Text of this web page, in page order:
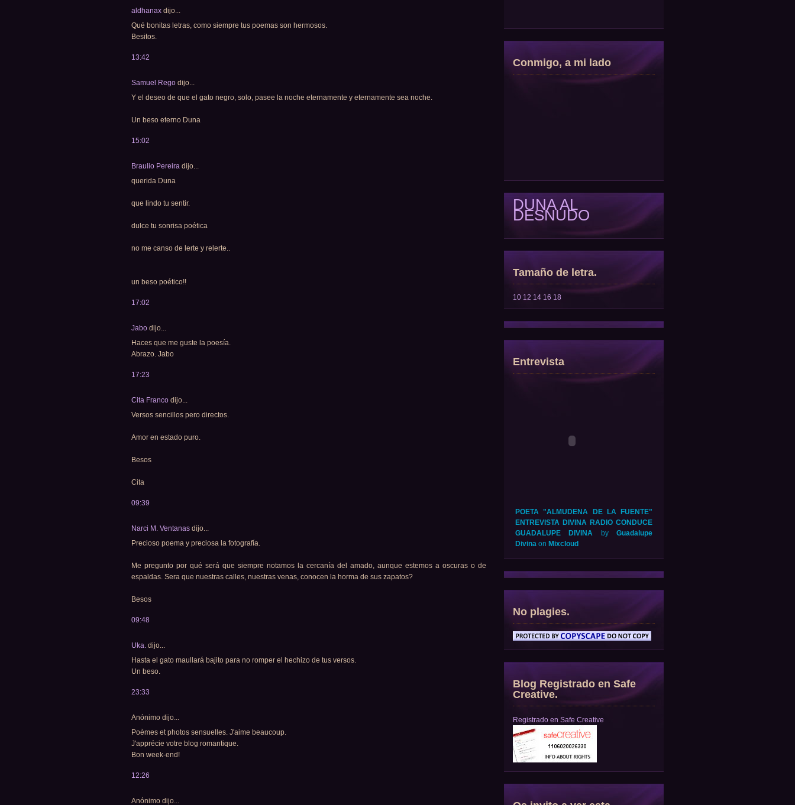
aldhanax dijo...
Qué bonitas letras, como siempre tus poemas son hermosos.
Besitos.
13:42
Samuel Rego dijo...
Y el deseo de que el gato negro, solo, pasee la noche eternamente y eternamente sea noche.
Un beso eterno Duna
15:02
Braulio Pereira dijo...
querida Duna
que lindo tu sentir.
dulce tu sonrisa poética
no me canso de lerte y relerte..
un beso poético!!
17:02
Jabo dijo...
Haces que me guste la poesía.
Abrazo. Jabo
17:23
Cita Franco dijo...
Versos sencillos pero directos.
Amor en estado puro.
Besos
Cita
09:39
Narci M. Ventanas dijo...
Precioso poema y preciosa la fotografía.
Me pregunto por qué será que siempre notamos la cercanía del amado, aunque estemos a oscuras o de
espaldas. Sera que nuestras calles, nuestras venas, conocen la horma de sus zapatos?
Besos
09:48
Uka. dijo...
Hasta el gato maullará bajito para no romper el hechizo de tus versos.
Un beso.
23:33
Anónimo dijo...
Poèmes et photos sensuelles. J'aime beaucoup.
J'apprécie votre blog romantique.
Bon week-end!
12:26
Anónimo dijo...
Conmigo, a mi lado
DUNA AL
DESNUDO
Tamaño de letra.
10 12 14 16 18
Entrevista
POETA "ALMUDENA DE LA FUENTE"
ENTREVISTA DIVINA RADIO CONDUCE
GUADALUPE DIVINA byGuadalupe
Divina on Mixcloud
No plagies.
Blog Registrado en Safe
Creative.
Registrado en Safe Creative